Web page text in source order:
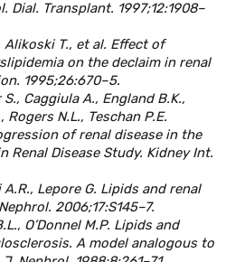
Dial. Transplant. 1997;12:1908–
Alikoski T., et al. Effect of
on the declaim in renal
1995;26:670–5.
Caggiula A., England B.K.,
Rogers N.L., Teschan P.E.
of renal disease in the
Renal Disease Study. Kidney Int.
Lepore G. Lipids and renal
2006;17:S145–7.
O’Donnel M.P. Lipids and
A model analogous to